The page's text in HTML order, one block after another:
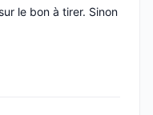
le bon à tirer. Sinon